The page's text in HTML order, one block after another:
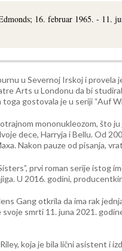
16. februar 1965. - 11.
u Severnoj Irskoj i
Arts u Londonu da bi
toga gostovala je u seriji “Auf
mononukleozom, što
dece, Harryja i Bellu. Od
Nakon pauze od pisanja,
prvi roman serije istog
U 2016. godini,
Gang otkrila da ima rak
smrti 11. juna 2021.
koja je bila lični asistent i